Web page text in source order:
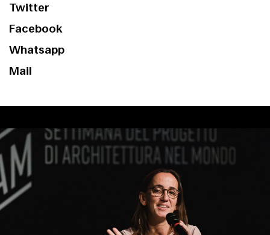
Twitter
Facebook
Whatsapp
Mail